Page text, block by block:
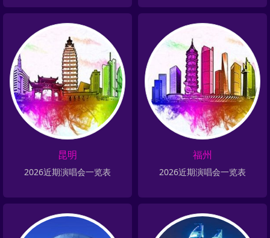
昆明
2026近期演唱会一览表
福州
2026近期演唱会一览表